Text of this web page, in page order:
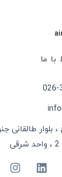
با ما
026-
، بلوار طالقانی